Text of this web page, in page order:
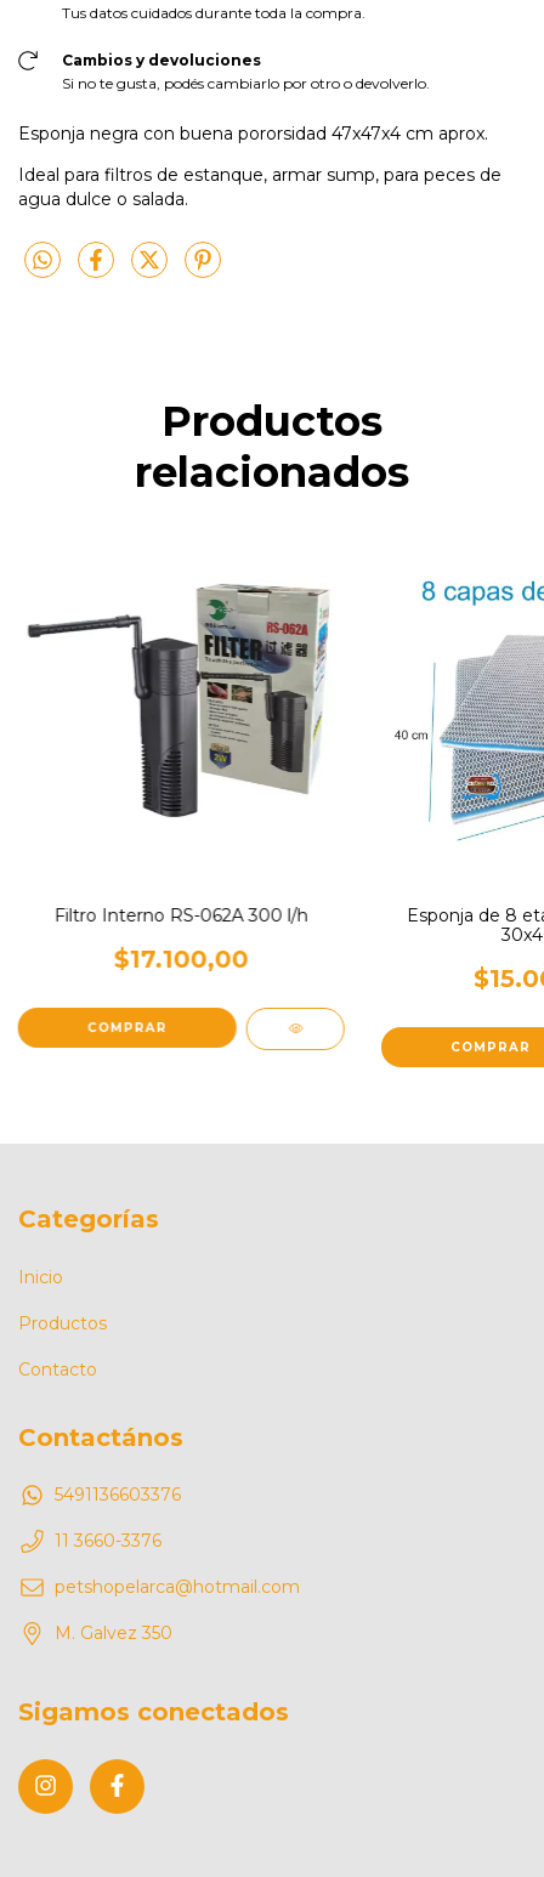
Tus datos cuidados durante toda la compra.
Cambios y devoluciones
Si no te gusta, podés cambiarlo por otro o devolverlo.
Esponja negra con buena pororsidad 47x47x4 cm aprox.
Ideal para filtros de estanque, armar sump, para peces de
agua dulce o salada.
Productos
relacionados
Filtro Interno RS-062A 300 l/h
$17.100,00
Esponja de 8
Categorías
Inicio
Productos
Contacto
Contactános
5491136603376
11 3660-3376
petshopelarca@hotmail.com
M. Galvez 350
Sigamos conectados